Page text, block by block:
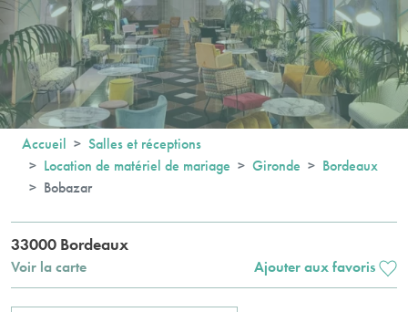
Accueil
Salles et réceptions
Location de matériel de mariage
Gironde
Bordeaux
Bobazar
33000 Bordeaux
Voir la carte Ajouter aux favoris